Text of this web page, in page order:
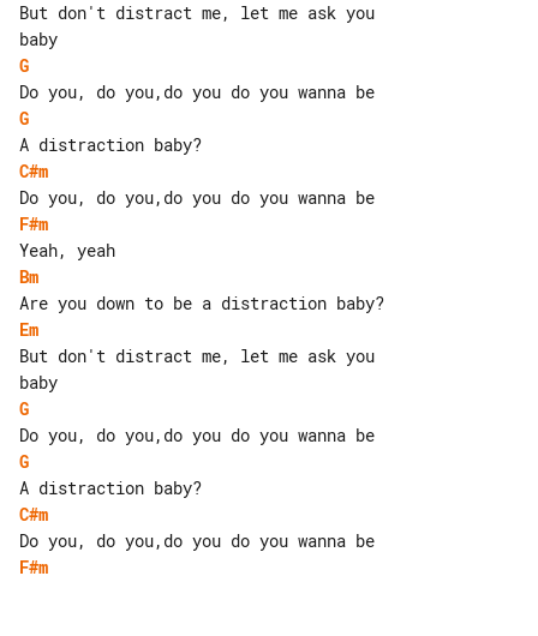
But don't distract me, let me ask you
G
G
C#m
F#m
Bm
Em
But don't distract me, let me ask you
G
G
C#m
F#m